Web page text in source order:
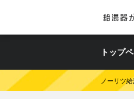
トップ
ノーリツ